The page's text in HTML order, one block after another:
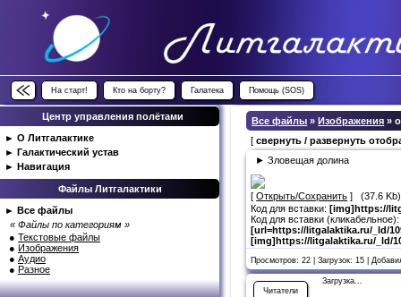
На старт! Кто на борту? Галатека Помощь (SOS)
Центр управления полётами
► О Литгалактике
► Галактический устав
► Навигация
Файлы Литгалактики
► Все файлы
« Файлы по категориям »
● Текстовые файлы
● Изображения
● Аудио
● Разное
Все файлы » Изображения »
[свернуть / развернуть
► Зловещая долина
[Открыть/Сохранить ] (37.6 Kb)
Код для вставки: [img]https://
Код для вставки (кликабельное):
[url=https://litgalaktika.ru/_ld/
[img]https://litgalaktika.ru/_ld/
Просмотров: 22 | Загрузок: 15 |
Читатели
Загрузка...